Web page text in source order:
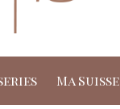
Ma Suisse